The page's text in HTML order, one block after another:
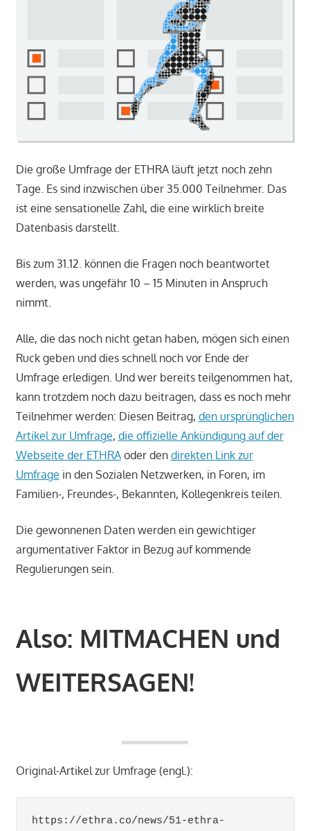
Die große Umfrage der ETHRA läuft jetzt noch zehn
Tage. Es sind inzwischen über 35.000 Teilnehmer. Das
ist eine sensationelle Zahl, die eine wirklich breite
Datenbasis darstellt.
Bis zum 31.12. können die Fragen noch beantwortet
werden, was ungefähr 10 – 15 Minuten in Anspruch
nimmt.
Alle, die das noch nicht getan haben, mögen sich einen
Ruck geben und dies schnell noch vor Ende der
Umfrage erledigen. Und wer bereits teilgenommen hat,
kann trotzdem noch dazu beitragen, dass es noch mehr
Teilnehmer werden: Diesen Beitrag, den ursprünglichen
Artikel zur Umfrage, die offizielle Ankündigung auf der
Webseite der ETHRAoder den direkten Link zur
Umfrage in den Sozialen Netzwerken, in Foren, im
Familien-, Freundes-, Bekannten, Kollegenkreis teilen.
Die gewonnenen Daten werden ein gewichtiger
argumentativer Faktor in Bezug auf kommende
Regulierungen sein.
Also: MITMACHEN und
WEITERSAGEN!
Original-Artikel zur Umfrage (engl.):
https://ethra.co/news/51-ethra-